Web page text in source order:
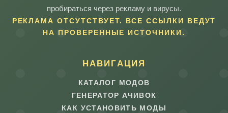
пробираться через рекламу и вирусы.
РЕКЛАМА ОТСУТСТВУЕТ. ВСЕ ССЫЛКИ ВЕДУТ
НА ПРОВЕРЕННЫЕ ИСТОЧНИКИ.
НАВИГАЦИЯ
КАТАЛОГ МОДОВ
ГЕНЕРАТОР АЧИВОК
КАК УСТАНОВИТЬ МОДЫ